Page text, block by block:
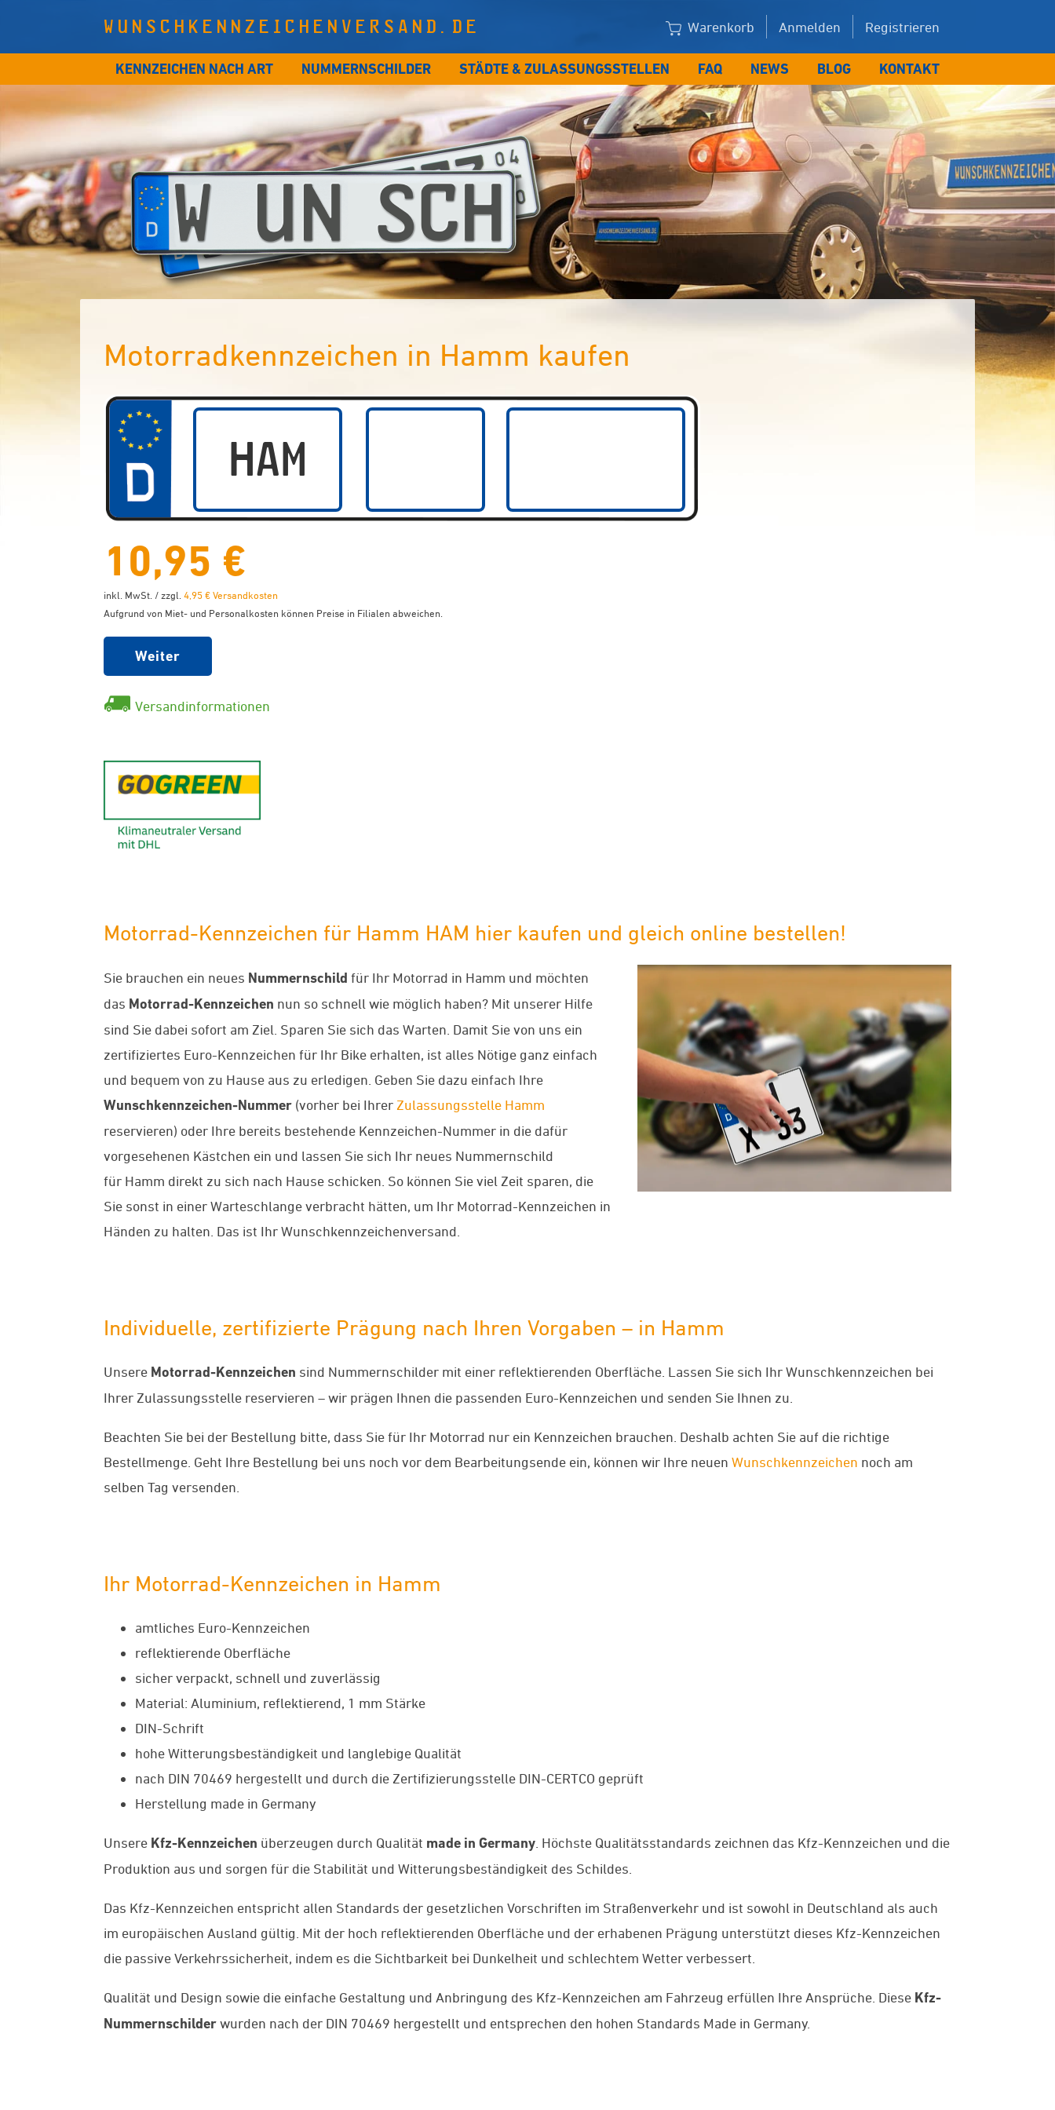
WUNSCHKENNZEICHENVERSAND.DE Warenkorb Anmelden Registrieren
KENNZEICHEN NACH ART NUMMERNSCHILDER STÄDTE & ZULASSUNGSSTELLEN FAQ NEWS BLOG KONTAKT
Motorradkennzeichen in Hamm kaufen
10,95 €
inkl. MwSt. / zzgl. 4,95 € Versandkosten
Aufgrund von Miet- und Personalkosten können Preise in Filialen abweichen.
Weiter
Versandinformationen
Motorrad-Kennzeichen für Hamm HAM hier kaufen und gleich online bestellen!
Sie brauchen ein neues Nummernschild für Ihr Motorrad in Hamm und möchten
das Motorrad-Kennzeichen nun so schnell wie möglich haben? Mit unserer Hilfe
sind Sie dabei sofort am Ziel. Sparen Sie sich das Warten. Damit Sie von uns ein
zertifiziertes Euro-Kennzeichen für Ihr Bike erhalten, ist alles Nötige ganz einfach
und bequem von zu Hause aus zu erledigen. Geben Sie dazu einfach Ihre
Wunschkennzeichen-Nummer (vorher bei Ihrer Zulassungsstelle Hamm
reservieren) oder Ihre bereits bestehende Kennzeichen-Nummer in die dafür
vorgesehenen Kästchen ein und lassen Sie sich Ihr neues Nummernschild
für Hamm direkt zu sich nach Hause schicken. So können Sie viel Zeit sparen, die
Sie sonst in einer Warteschlange verbracht hätten, um Ihr Motorrad-Kennzeichen in
Händen zu halten. Das ist Ihr Wunschkennzeichenversand.
Individuelle, zertifizierte Prägung nach Ihren Vorgaben – in Hamm
Unsere Motorrad-Kennzeichen sind Nummernschilder mit einer reflektierenden Oberfläche. Lassen Sie sich Ihr Wunschkennzeichen bei
Ihrer Zulassungsstelle reservieren – wir prägen Ihnen die passenden Euro-Kennzeichen und senden Sie Ihnen zu.
Beachten Sie bei der Bestellung bitte, dass Sie für Ihr Motorrad nur ein Kennzeichen brauchen. Deshalb achten Sie auf die richtige
Bestellmenge. Geht Ihre Bestellung bei uns noch vor dem Bearbeitungsende ein, können wir Ihre neuen Wunschkennzeichen noch am
selben Tag versenden.
Ihr Motorrad-Kennzeichen in Hamm
amtliches Euro-Kennzeichen
reflektierende Oberfläche
sicher verpackt, schnell und zuverlässig
Material: Aluminium, reflektierend, 1 mm Stärke
DIN-Schrift
hohe Witterungsbeständigkeit und langlebige Qualität
nach DIN 70469 hergestellt und durch die Zertifizierungsstelle DIN-CERTCO geprüft
Herstellung made in Germany
Unsere Kfz-Kennzeichen überzeugen durch Qualität made in Germany . Höchste Qualitätsstandards zeichnen das Kfz-Kennzeichen und die
Produktion aus und sorgen für die Stabilität und Witterungsbeständigkeit des Schildes.
Das Kfz-Kennzeichen entspricht allen Standards der gesetzlichen Vorschriften im Straßenverkehr und ist sowohl in Deutschland als auch
im europäischen Ausland gültig. Mit der hoch reflektierenden Oberfläche und der erhabenen Prägung unterstützt dieses Kfz-Kennzeichen
die passive Verkehrssicherheit, indem es die Sichtbarkeit bei Dunkelheit und schlechtem Wetter verbessert.
Qualität und Design sowie die einfache Gestaltung und Anbringung des Kfz-Kennzeichen am Fahrzeug erfüllen Ihre Ansprüche. Diese Kfz-
Nummernschilder wurden nach der DIN 70469 hergestellt und entsprechen den hohen Standards Made in Germany.